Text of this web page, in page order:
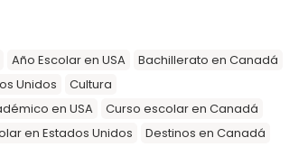
Año Escolar en USA
Bachillerato en Canadá
Unidos
Cultura
en USA
Curso escolar en Canadá
en Estados Unidos
Destinos en Canadá